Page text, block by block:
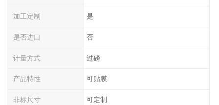
加工定制 是
是否进口 否
计量方式 过磅
产品特性 可贴膜
非标尺寸 可定制